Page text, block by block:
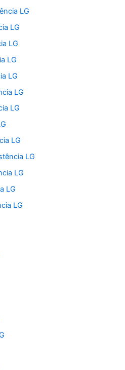
LG
LG
LG
LG
LG
LG
LG
LG
LG
LG
LG
LG